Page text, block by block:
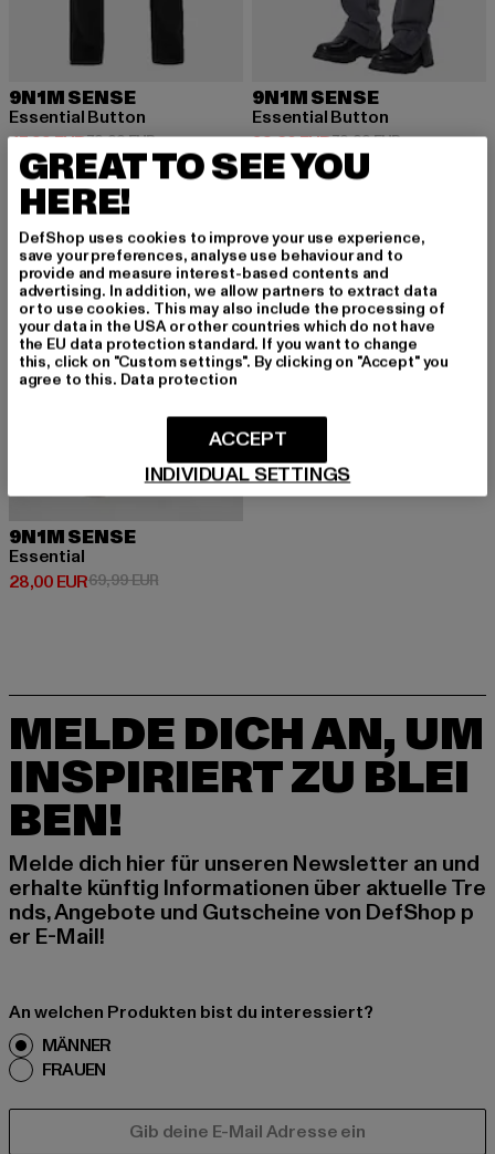
9N1M SENSE
Essential Button
47,99 EUR
Derzeitiger Preis: 47,99 EUR
79,99 EURAktionspreis: 79,99 EUR
9N1M SENSE
Essential Button
39,20 EUR
Derzeitiger Preis: 39,20 EUR
79,99 EURAktionspreis:
-60%
9N1M SENSE
Essential
28,00 EUR
Derzeitiger Preis: 28,00 EUR
69,99 EURAktionspreis: 69,99 EUR
MELDE DICH AN, UM
INSPIRIERT ZU BLEI
BEN!
Melde dich hier für unseren Newsletter an und
erhalte künftig Informationen über aktuelle Tre
nds, Angebote und Gutscheine von DefShop p
er E-Mail!
An welchen Produkten bist du interessiert?
MÄNNER
FRAUEN
GREAT TO SEE YOU
HERE!
DefShop uses cookies to improve your use experience,
save your preferences, analyse use behaviour and to
provide and measure interest-based contents and
advertising. In addition, we allow partners to extract data
or to use cookies. This may also include the processing of
your data in the USA or other countries which do not have
the EU data protection standard. If you want to change
this, click on "Custom settings". By clicking on "Accept" you
agree to this. Data protection
INDIVIDUAL SETTINGS
ACCEPT